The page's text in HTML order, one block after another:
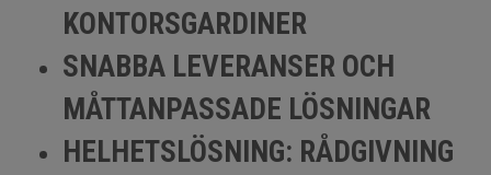
KONTORSGARDINER
SNABBA LEVERANSER OCH
MÅTTANPASSADE LÖSNINGAR
HELHETSLÖSNING: RÅDGIVNING